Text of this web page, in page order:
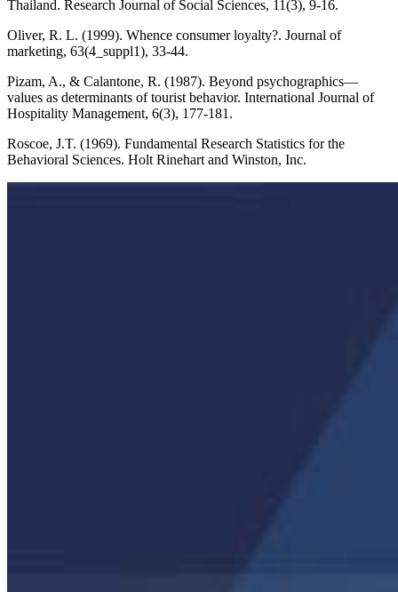
Thailand. Research Journal of Social Sciences, 11(3), 9-16.
Oliver, R. L. (1999). Whence consumer loyalty?. Journal of
marketing, 63(4_suppl1), 33-44.
Pizam, A., & Calantone, R. (1987). Beyond psychographics—
values as determinants of tourist behavior. International Journal of
Hospitality Management, 6(3), 177-181.
Roscoe, J.T. (1969). Fundamental Research Statistics for the
Behavioral Sciences. Holt Rinehart and Winston, Inc.